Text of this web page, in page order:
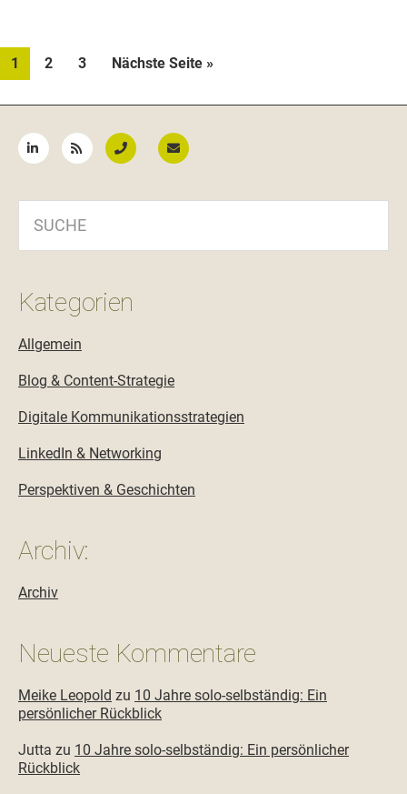
Seite
1 Seite
2 Seite
3 Nächste Seite aufrufen
»
Kategorien
Allgemein
Blog & Content-Strategie
Digitale Kommunikationsstrategien
LinkedIn & Networking
Perspektiven & Geschichten
Archiv:
Archiv
Neueste Kommentare
Meike Leopold zu 10 Jahre solo-selbständig: Ein
persönlicher Rückblick
Jutta zu 10 Jahre solo-selbständig: Ein persönlicher
Rückblick